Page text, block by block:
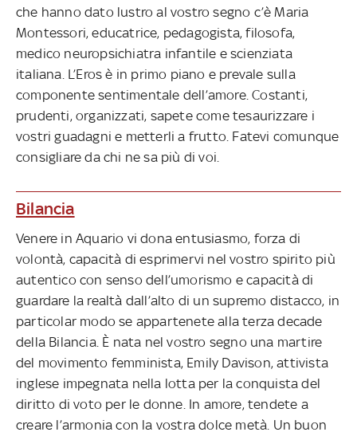
che hanno dato lustro al vostro segno c’è Maria
Montessori, educatrice, pedagogista, filosofa,
medico neuropsichiatra infantile e scienziata
italiana. L’Eros è in primo piano e prevale sulla
componente sentimentale dell’amore. Costanti,
prudenti, organizzati, sapete come tesaurizzare i
vostri guadagni e metterli a frutto. Fatevi comunque
consigliare da chi ne sa più di voi.
Bilancia
Venere in Aquario vi dona entusiasmo, forza di
volontà, capacità di esprimervi nel vostro spirito più
autentico con senso dell’umorismo e capacità di
guardare la realtà dall’alto di un supremo distacco, in
particolar modo se appartenete alla terza decade
della Bilancia. È nata nel vostro segno una martire
del movimento femminista, Emily Davison, attivista
inglese impegnata nella lotta per la conquista del
diritto di voto per le donne. In amore, tendete a
creare l’armonia con la vostra dolce metà. Un buon